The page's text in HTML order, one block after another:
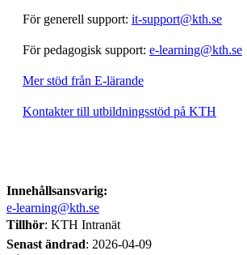
För generell support: it-support@kth.se
För pedagogisk support: e-learning@kth.se
Mer stöd från E-lärande
Kontakter till utbildningsstöd på KTH
Innehållsansvarig:
e-learning@kth.se
Tillhör: KTH Intranät
Senast ändrad: 2026-04-09